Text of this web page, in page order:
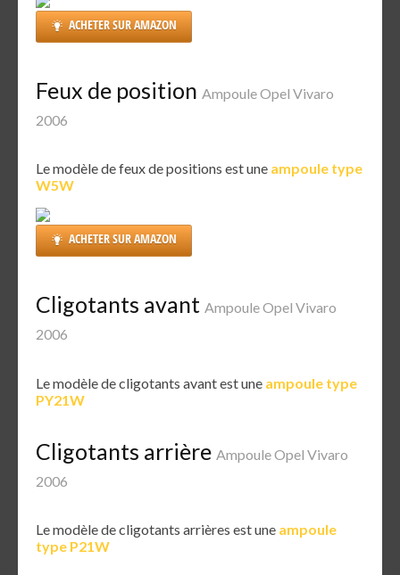
ACHETER SUR AMAZON
Feux de position Ampoule Opel Vivaro
2006
Le modèle de feux de positions est une ampoule type
W5W
ACHETER SUR AMAZON
Cligotants avant Ampoule Opel Vivaro
2006
Le modèle de cligotants avant est une ampoule type
PY21W
Cligotants arrière Ampoule Opel Vivaro
2006
Le modèle de cligotants arrières est une ampoule
type P21W